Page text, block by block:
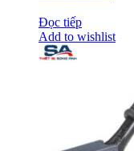
Đọc tiếp
Add to wishlist